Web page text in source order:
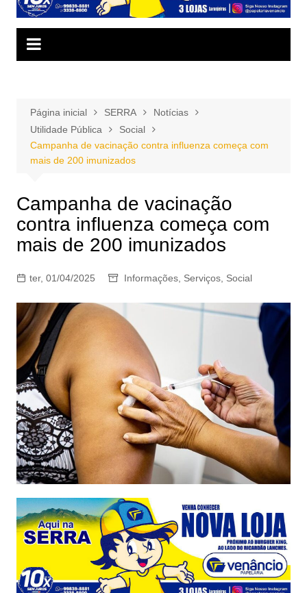
Página inicial SERRA
Notícias
Utilidade Pública
Social
Campanha de vacinação contra influenza começa com
mais de 200 imunizados
Campanha de vacinação
contra influenza começa com
mais de 200 imunizados
ter, 01/04/2025 Informações, Serviços, Social